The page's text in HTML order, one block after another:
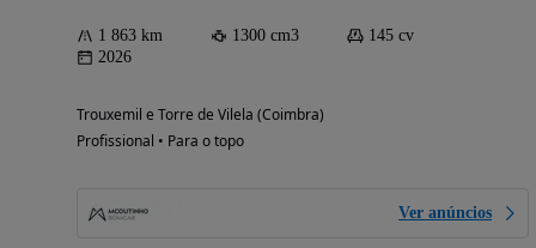
1 863 km 1300 cm3
145 cv
2026
Trouxemil e Torre de Vilela (Coimbra)
Profissional • Para o topo
Ver anúncios